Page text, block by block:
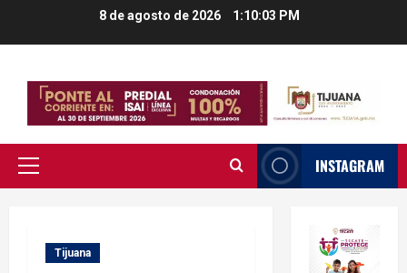
8 de agosto de 2026 1:10:04 PM
Menú
INSTAGRAM
Tijuana